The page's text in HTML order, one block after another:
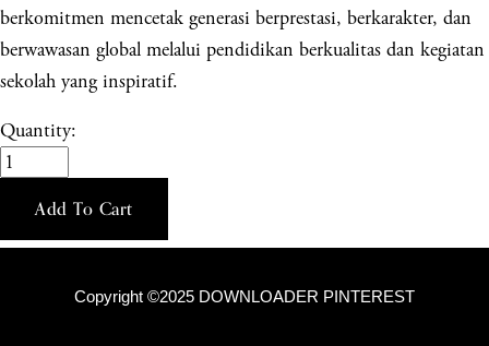
berkomitmen mencetak generasi berprestasi, berkarakter, dan
berwawasan global melalui pendidikan berkualitas dan kegiatan
sekolah yang inspiratif.
Quantity:
Add To Cart
Copyright ©2025 DOWNLOADER PINTEREST